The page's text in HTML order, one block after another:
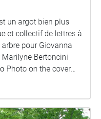
un argot bien plus
pour Giovanna
Bertoncini
Photo on the cover